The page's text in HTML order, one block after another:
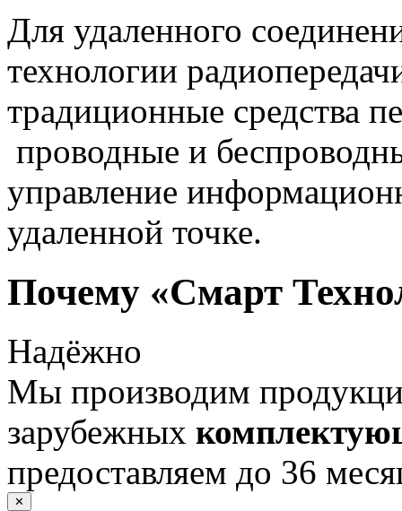
Для удаленного
технологии
традиционные средства
проводные и
управление
удаленной точке.
Почему «Смарт
Надёжно
Мы производим
зарубежных
предоставляем до 36
✕